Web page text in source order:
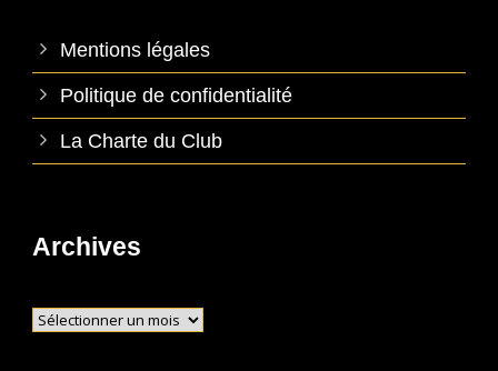
Mentions légales
Politique de confidentialité
La Charte du Club
Archives
Archives